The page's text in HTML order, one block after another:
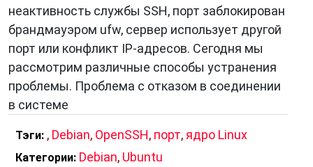
неактивность службы SSH, порт заблокирован
брандмауэром ufw, сервер использует другой
порт или конфликт IP-адресов. Сегодня мы
рассмотрим различные способы устранения
проблемы. Проблема с отказом в соединении
в системе
Тэги: , Debian, OpenSSH, порт, ядро Linux
Категории: Debian, Ubuntu